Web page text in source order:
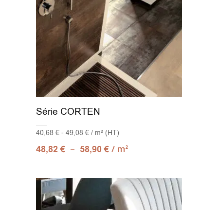
Série CORTEN
40,68 € - 49,08 € / m² (HT)
48,82€ – 58,90€ / m2